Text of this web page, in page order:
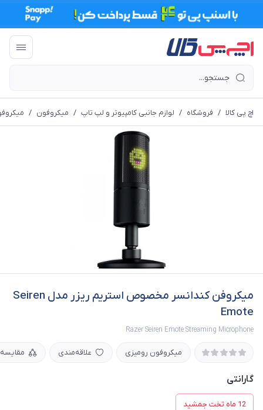
اچ پی کالا / فروشگاه / لوازم جانبی کامپیوتر و لپ تاپ / میکروفون /
میکروفن کندانسر مخصوص استریم ریزر مدل Seiren
Emote
Razer Seiren Emote Streaming Microphone
میکروفون رومیزی علاقه‌مندی مقایسه
گارانتی
12 ماه تخت جمشید